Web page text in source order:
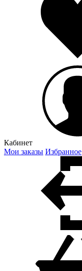
Кабинет
Мои заказы Избранное